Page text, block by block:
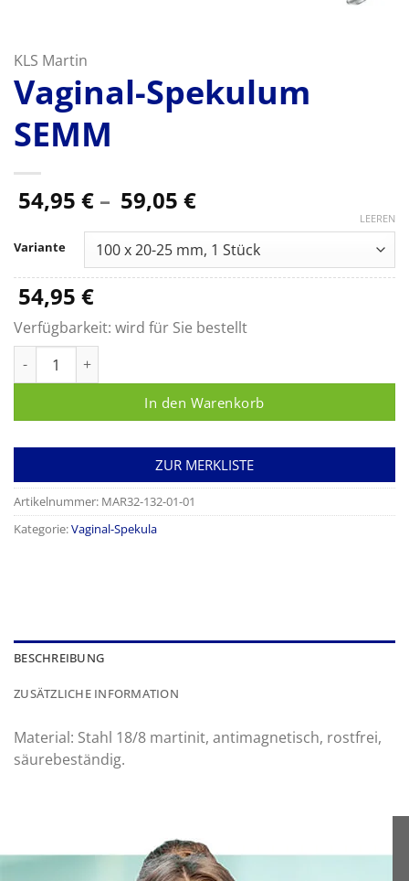
KLS Martin
Vaginal-Spekulum
SEMM
54,95 € – 59,05 €Preisspanne:
bis
59,05 €
Variante
LEEREN
54,95 €
Verfügbarkeit: wird für Sie bestellt
In den Warenkorb
ZUR MERKLISTE
Artikelnummer: MAR32-132-01-01
Kategorie:Vaginal-Spekula
BESCHREIBUNG
ZUSÄTZLICHE INFORMATION
Material: Stahl 18/8 martinit, antimagnetisch, rostfrei,
säurebeständig.